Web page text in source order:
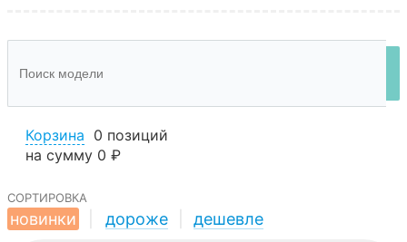
Корзина 0 позиций
на сумму 0 ₽
сортировка
новинки
дороже дешевле